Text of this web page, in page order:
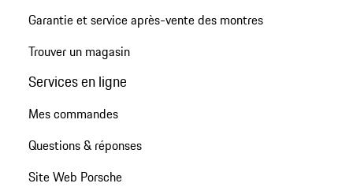
Garantie et service après-vente des montres
Trouver un magasin
Services en ligne
Mes commandes
Questions & réponses
Site Web Porsche